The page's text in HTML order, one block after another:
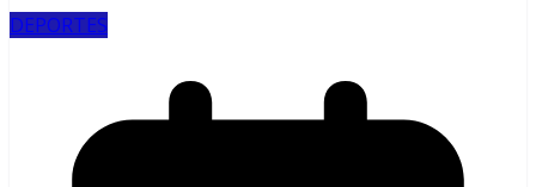
DEPORTES